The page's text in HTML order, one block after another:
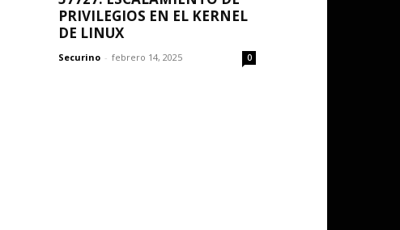
PRIVILEGIOS EN EL KERNEL
DE LINUX
Securino - febrero 14, 2025 0